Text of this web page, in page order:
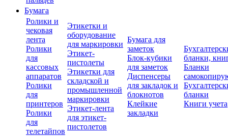
Бумага
Ролики и
чековая
лента
Ролики
для
кассовых
аппаратов
Ролики
для
принтеров
Ролики
для
телетайпов
Этикетки и
оборудование
для маркировки
Этикет-
пистолеты
Этикетки для
складской и
промышленной
маркировки
Этикет-лента
для этикет-
пистолетов
Бумага для
заметок
Блок-кубики
для заметок
Диспенсеры
для закладок и
блокнотов
Клейкие
закладки
бланки,
Бланки
бланки
Книги учета